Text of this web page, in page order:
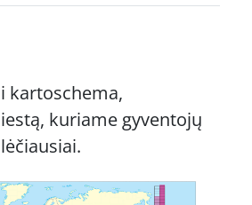
kartoschema,
kuriame gyventojų